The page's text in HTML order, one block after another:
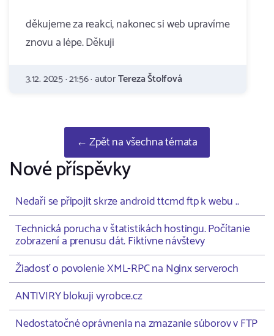
děkujeme za reakci, nakonec si web upravíme
znovu a lépe. Děkuji
3.12. 2025 · 21:56 · autorTereza Štolfová
← Zpět na všechna témata
Nové příspěvky
Nedaří se připojit skrze android ttcmd ftp k webu ..
Technická porucha v štatistikách hostingu. Počítanie
zobrazení a prenusu dát. Fiktívne návštevy
Žiadosť o povolenie XML-RPC na Nginx serveroch
ANTIVIRY blokuji vyrobce.cz
Nedostatočné oprávnenia na zmazanie súborov v FTP